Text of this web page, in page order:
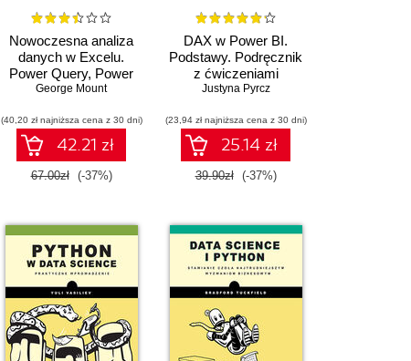
Nowoczesna analiza
danych w Excelu.
Power Query, Power
Pivot i inne narzędzia
George Mount
(40,20 zł najniższa cena z 30 dni)
42.21 zł
67.00zł (-37%)
DAX w Power BI.
Podstawy. Podręcznik
z ćwiczeniami
Justyna Pyrcz
(23,94 zł najniższa cena z 30 dni)
25.14 zł
39.90zł (-37%)